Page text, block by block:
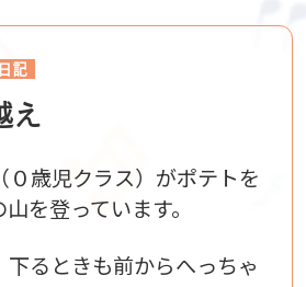
記
え
０歳児クラス）がポテトを
を登っています。
るときも前からへっちゃ